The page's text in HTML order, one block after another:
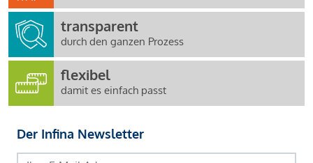
transparent
durch den ganzen Prozess
flexibel
damit es einfach passt
Der Infina Newsletter